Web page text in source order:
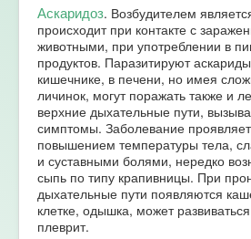
Аскаридоз. Возбудителем
происходит при контакте с
животными, при употреблении в
продуктов. Паразитируют
кишечнике, в печени, но имея
личинок, могут поражать также и
верхние дыхательные пути,
симптомы. Заболевание
повышением температуры тела,
и суставными болями, нередко
сыпь по типу крапивницы. При
дыхательные пути появляются
клетке, одышка, может
плеврит.